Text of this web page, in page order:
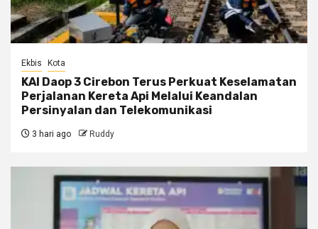
Ekbis Kota
KAI Daop 3 Cirebon Terus Perkuat Keselamatan
Perjalanan Kereta Api Melalui Keandalan
Persinyalan dan Telekomunikasi
3 hari ago Ruddy